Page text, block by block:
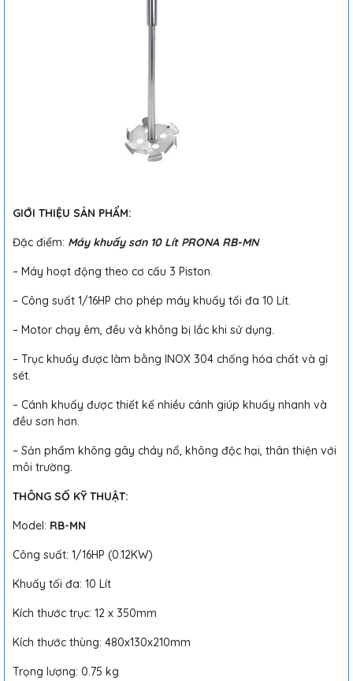
GIỚI THIỆU SẢN PHẨM:
Đặc điểm: Máy khuấy sơn 10 Lít PRONA RB-MN
– Máy hoạt động theo cơ cấu 3 Piston.
– Công suất 1/16HP cho phép máy khuấy tối đa 10 Lít.
– Motor chạy êm, đều và không bị lắc khi sử dụng.
– Trục khuấy được làm bằng INOX 304 chống hóa chất và gỉ
sét.
– Cánh khuấy được thiết kế nhiều cánh giúp khuấy nhanh và
đều sơn hơn.
– Sản phẩm không gây cháy nổ, không độc hại, thân thiện với
môi trường.
THÔNG SỐ KỸ THUẬT:
Model: RB-MN
Công suất: 1/16HP (0.12KW)
Khuấy tối đa: 10 Lít
Kích thước trục: 12 x 350mm
Kích thước thùng: 480x130x210mm
Trọng lượng: 0.75 kg